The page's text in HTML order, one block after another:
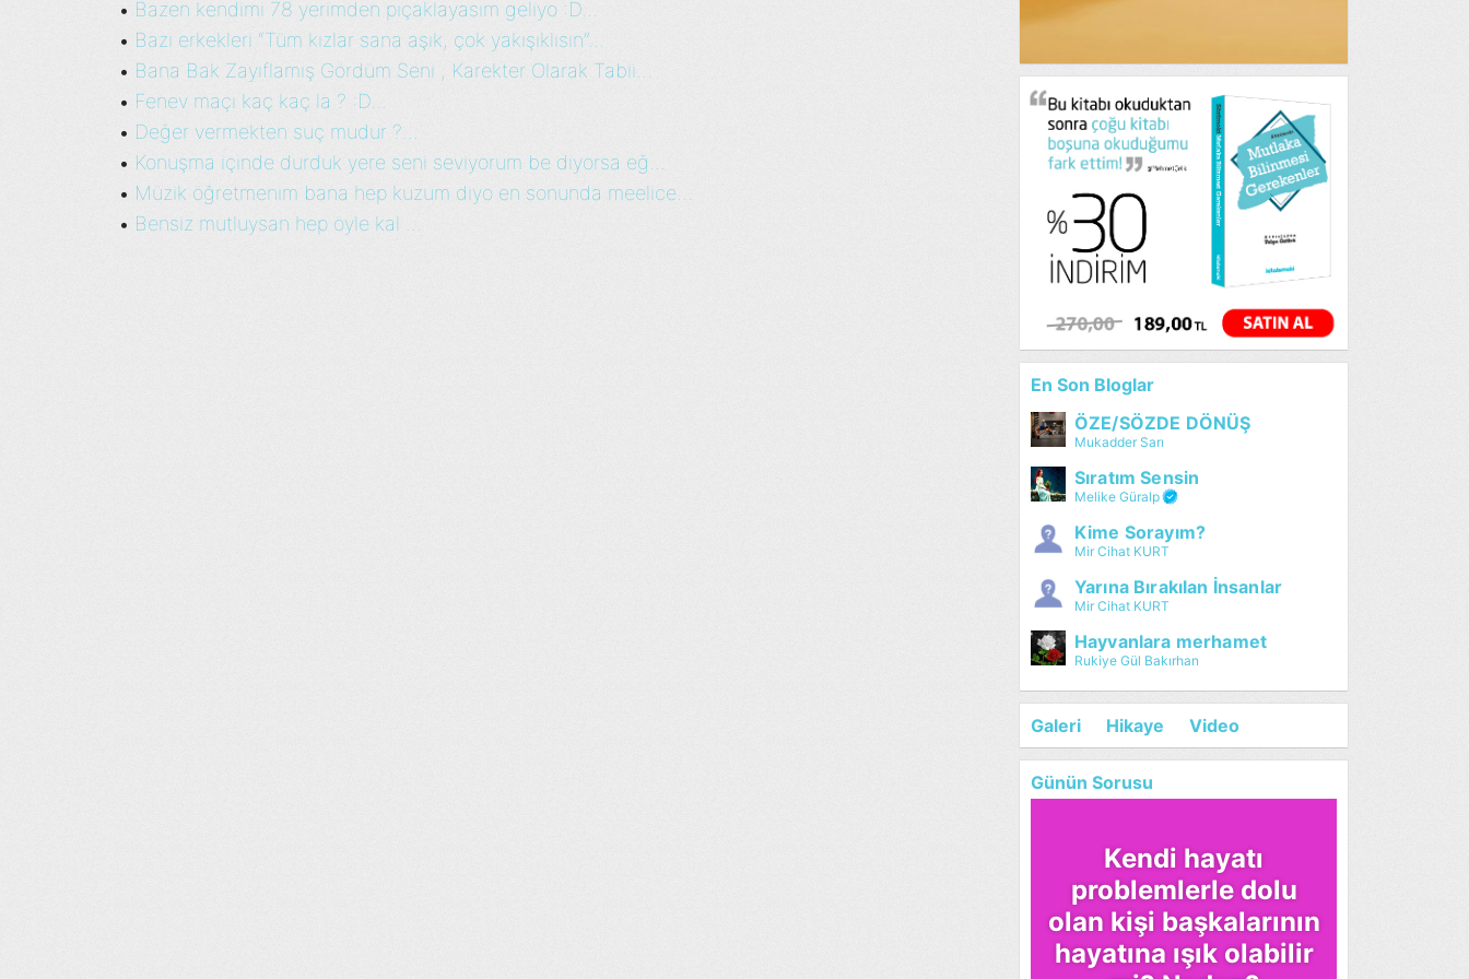
• Bazen kendimi 78 yerimden pıçaklayasım geliyo :D...
• Bazı erkekleri “Tüm kızlar sana aşık, çok yakışıklısın”...
• Bana Bak Zayıflamış Gördüm Seni , Karekter Olarak Tabii...
• Fenev maçı kaç kaç la ? :D...
• Değer vermekten suç mudur ?...
• Konuşma içinde durduk yere seni seviyorum be diyorsa eğ...
• Müzik öğretmenim bana hep kuzum diyo en sonunda meelice...
• Bensiz mutluysan hep öyle kal ...
En Son Bloglar
ÖZE/SÖZDE DÖNÜŞ
Mukadder Sarı
Sıratım Sensin
Melike Güralp
Kime Sorayım?
Mir Cihat KURT
Yarına Bırakılan İnsanlar
Mir Cihat KURT
Hayvanlara merhamet
Rukiye Gül Bakırhan
Galeri Hikaye Video
Günün Sorusu
Kendi hayatı
problemlerle dolu
olan kişi başkalarının
hayatına ışık olabilir